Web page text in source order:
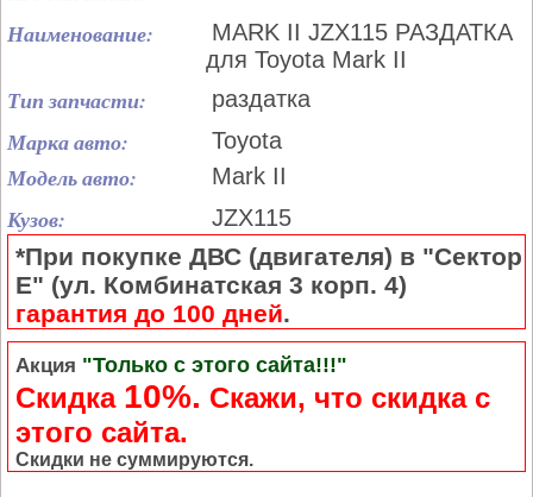
Наименование:
MARK II JZX115 РАЗДАТКА
для Toyota Mark II
Тип запчасти: раздатка
Марка авто: Toyota
Модель авто: Mark II
Кузов: JZX115
*При покупке ДВС (двигателя) в "Сектор
Е" (ул. Комбинатская 3 корп. 4)
гарантия до 100 дней.
Акция "Только с этого сайта!!!"
Скидка 10%. Cкажи, что скидка с
этого сайта.
Скидки не суммируются.